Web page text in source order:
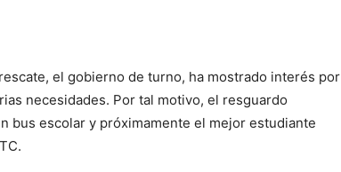
el gobierno de turno, ha mostrado interés por
necesidades. Por tal motivo, el resguardo
bus escolar y próximamente el mejor estudiante